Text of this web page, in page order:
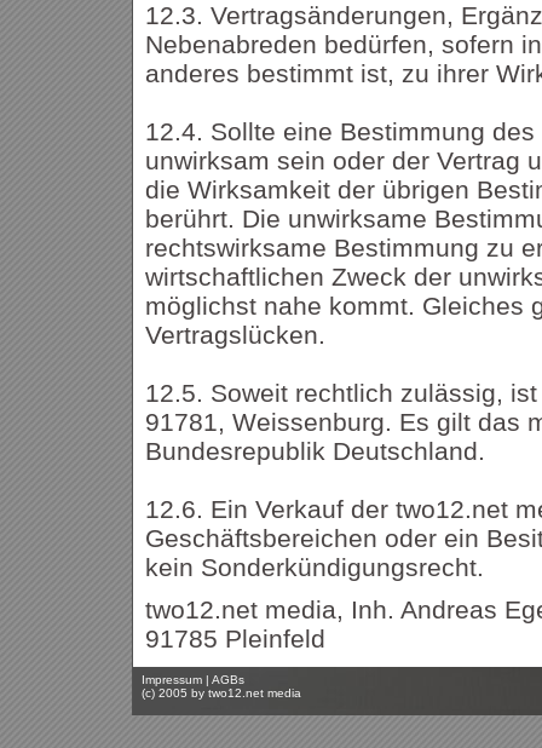
12.3. Vertragsänderungen,
Nebenabreden bedürfen, sofern
anderes bestimmt ist, zu ihrer
12.4. Sollte eine Bestimmung
unwirksam sein oder der Vertrag
die Wirksamkeit der übrigen
berührt. Die unwirksame
rechtswirksame Bestimmung zu
wirtschaftlichen Zweck der
möglichst nahe kommt. Gleiches
Vertragslücken.
12.5. Soweit rechtlich zulässig,
91781, Weissenburg. Es gilt das
Bundesrepublik Deutschland.
12.6. Ein Verkauf der two12.net
Geschäftsbereichen oder ein
kein Sonderkündigungsrecht.
two12.net media, Inh. Andreas
91785 Pleinfeld
Impressum | AGBs
(c) 2005 by two12.net media